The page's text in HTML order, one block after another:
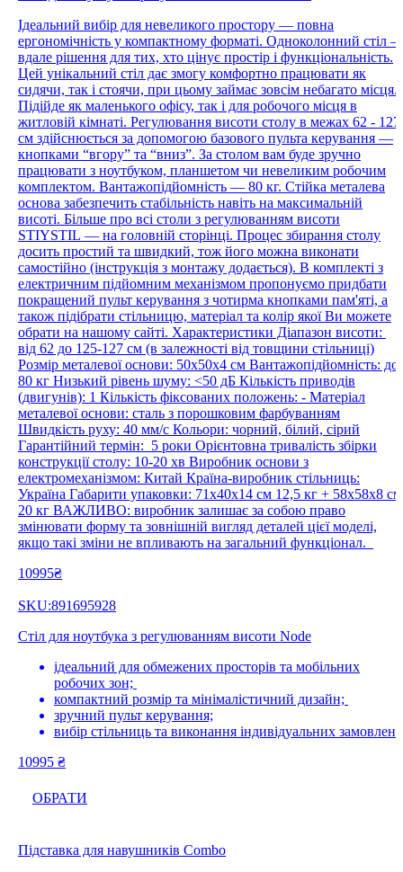
Ідеальний вибір для невеликого простору — повна
ергономічність у компактному форматі. Одноколонний стіл
вдале рішення для тих, хто цінує простір і функціональність.
Цей унікальний стіл дає змогу комфортно працювати як
сидячи, так і стоячи, при цьому займає зовсім небагато місця.
Підійде як маленького офісу, так і для робочого місця в
житловій кімнаті. Регулювання висоти столу в межах 62 - 127
см здійснюється за допомогою базового пульта керування —
кнопками “вгору” та “вниз”. За столом вам буде зручно
працювати з ноутбуком, планшетом чи невеликим робочим
комплектом. Вантажопідйомність — 80 кг. Стійка металева
основа забезпечить стабільність навіть на максимальній
висоті. Більше про всі столи з регулюванням висоти
STIYSTIL — на головній сторінці. Процес збирання столу
досить простий та швидкий, тож його можна виконати
самостійно (інструкція з монтажу додається). В комплекті з
електричним підйомним механізмом пропонуємо придбати
покращений пульт керування з чотирма кнопками пам'яті, а
також підібрати стільницю, матеріал та колір якої Ви можете
обрати на нашому сайті. Характеристики Діапазон висоти:
від 62 до 125-127 см (в залежності від товщини стільниці)
Розмір металевої основи: 50x50x4 см Вантажопідйомність: до
80 кг Низький рівень шуму: <50 дБ Кількість приводів
(двигунів): 1 Кількість фіксованих положень: - Матеріал
металевої основи: сталь з порошковим фарбуванням
Швидкість руху: 40 мм/с Кольори: чорний, білий, сірий
Гарантійний термін: 5 роки Орієнтовна тривалість збірки
конструкції столу: 10-20 хв Виробник основи з
електромеханізмом: Китай Країна-виробник стільниць:
Україна Габарити упаковки: 71х40х14 см 12,5 кг + 58х58х8 см
20 кг ВАЖЛИВО: виробник залишає за собою право
змінювати форму та зовнішній вигляд деталей цієї моделі,
якщо такі зміни не впливають на загальний функціонал.
10995₴
SKU:891695928
Стіл для ноутбука з регулюванням висоти Node
ідеальний для обмежених просторів та мобільних
робочих зон;
компактний розмір та мінімалістичний дизайн;
зручний пульт керування;
вибір стільниць та виконання індивідуальних
10995 ₴
ОБРАТИ
Підставка для навушників Combo